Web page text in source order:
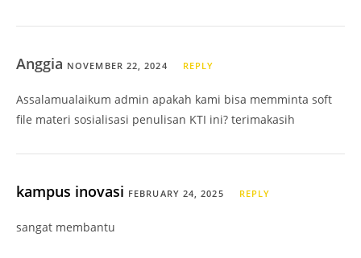
Anggia NOVEMBER 22, 2024 REPLY
Assalamualaikum admin apakah kami bisa memminta soft
file materi sosialisasi penulisan KTI ini? terimakasih
kampus inovasi FEBRUARY 24, 2025 REPLY
sangat membantu